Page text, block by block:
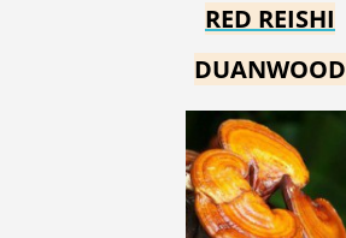
RED REISHI
DUANWOOD